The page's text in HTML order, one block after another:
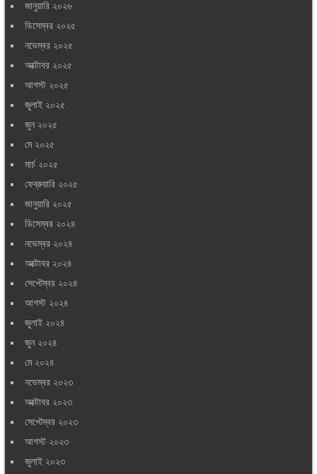
জানুয়ারি ২০২৬
ডিসেম্বর ২০২৫
নভেম্বর ২০২৫
অক্টোবর ২০২৫
আগস্ট ২০২৫
জুলাই ২০২৫
জুন ২০২৫
মে ২০২৫
মার্চ ২০২৫
ফেব্রুয়ারি ২০২৫
জানুয়ারি ২০২৫
ডিসেম্বর ২০২৪
নভেম্বর ২০২৪
অক্টোবর ২০২৪
সেপ্টেম্বর ২০২৪
আগস্ট ২০২৪
জুলাই ২০২৪
জুন ২০২৪
মে ২০২৪
নভেম্বর ২০২৩
অক্টোবর ২০২৩
সেপ্টেম্বর ২০২৩
আগস্ট ২০২৩
জুলাই ২০২৩